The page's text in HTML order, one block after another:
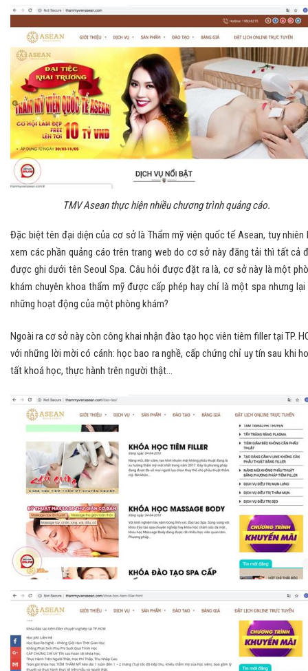
TMV Asean thực hiện nhiều chương trình quảng cáo.
Đặc biệt tên đại diện của cơ sở là Thẩm mỹ viện quốc tế Asean, tuy nhiên
xem các phần quảng cáo trên trang web do cơ sở này đăng tải thì tất cả
được ghi dưới tên Seoul Spa. Câu hỏi được đặt ra là, cơ sở này là một
khám chuyên khoa thẩm mỹ được cấp phép hay chỉ là một spa nhưng
những hoạt động của một phòng khám?
Ngoài ra cơ sở này còn công khai nhận đào tạo học viên tiêm filler tại TP.
với những lời mời có cánh: học bao ra nghề, cấp chứng chỉ uy tín sau khi
tất khoá học, thực hành trên người thật…